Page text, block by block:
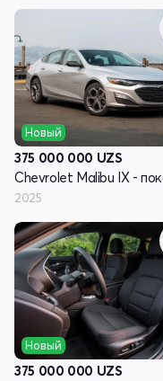
Новый
375 000 000 UZS
2025
Новый
375 000 000 UZS